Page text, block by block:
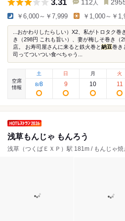
3.31 112 人
￥6,000～￥7,999 ￥1,000～￥
...おかわりしたらしい）X2、私がトロタク巻
き（298円 これも旨い）、妻が梅しそ巻き（
店。 お寿司屋さんに来ると鉄火巻と納豆巻き
司ってついつい食べちゃう...
空席
情報
土
8/8
日
9
月
10
火
11
浅草もんじゃ もんろう
浅草（つくばＥＸＰ）駅 181m / もんじゃ